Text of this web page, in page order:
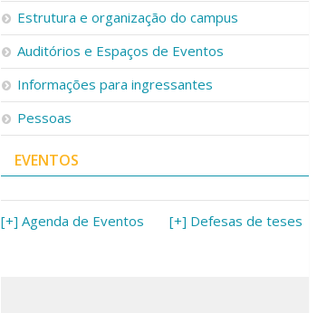
Estrutura e organização do campus
Auditórios e Espaços de Eventos
Informações para ingressantes
Pessoas
EVENTOS
[+] Agenda de Eventos [+] Defesas de teses